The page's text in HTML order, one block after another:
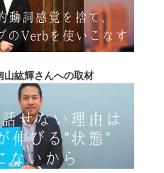
紘輝さんへの取材